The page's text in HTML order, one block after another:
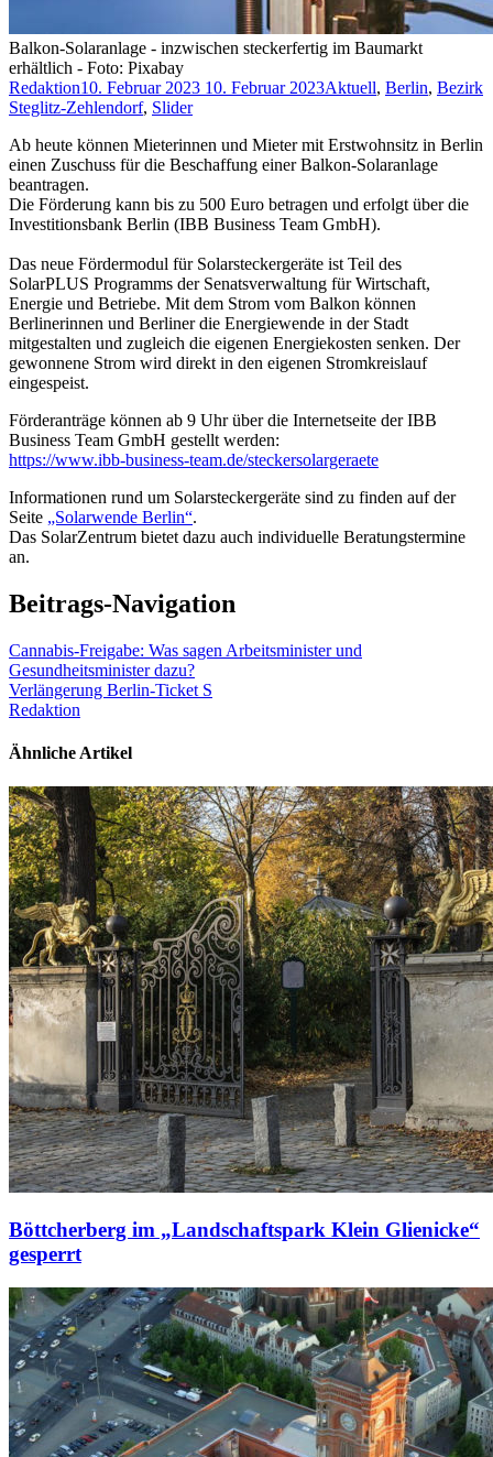
Balkon-Solaranlage - inzwischen steckerfertig im Baumarkt
erhältlich - Foto: Pixabay
Redaktion10. Februar 2023 10. Februar 2023Aktuell, Berlin, Bezirk
Steglitz-Zehlendorf, Slider
Ab heute können Mieterinnen und Mieter mit Erstwohnsitz in Berlin
einen Zuschuss für die Beschaffung einer Balkon-Solaranlage
beantragen.
Die Förderung kann bis zu 500 Euro betragen und erfolgt über die
Investitionsbank Berlin (IBB Business Team GmbH).
Das neue Fördermodul für Solarsteckergeräte ist Teil des
SolarPLUS Programms der Senatsverwaltung für Wirtschaft,
Energie und Betriebe. Mit dem Strom vom Balkon können
Berlinerinnen und Berliner die Energiewende in der Stadt
mitgestalten und zugleich die eigenen Energiekosten senken. Der
gewonnene Strom wird direkt in den eigenen Stromkreislauf
eingespeist.
Förderanträge können ab 9 Uhr über die Internetseite der IBB
Business Team GmbH gestellt werden:
https://www.ibb-business-team.de/steckersolargeraete
Informationen rund um Solarsteckergeräte sind zu finden auf der
Seite „Solarwende Berlin“.
Das SolarZentrum bietet dazu auch individuelle Beratungstermine
an.
Beitrags-Navigation
Cannabis-Freigabe: Was sagen Arbeitsminister und
Gesundheitsminister dazu?
Verlängerung Berlin-Ticket S
Redaktion
Ähnliche Artikel
Böttcherberg im „Landschaftspark Klein Glienicke“
gesperrt